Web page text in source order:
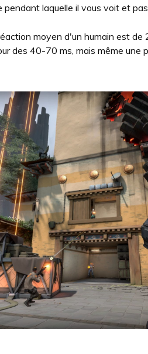
pendant laquelle il vous voit et
moyen d'un humain est
des 40-70 ms, mais même une